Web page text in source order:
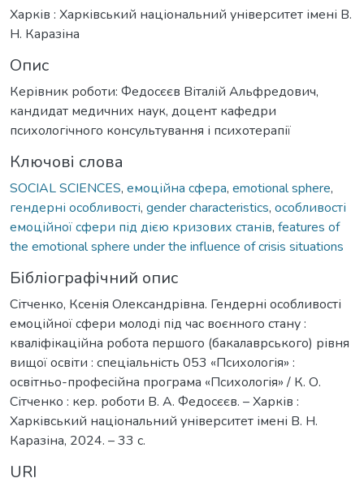
Харків : Харківський національний університет імені В.
Н. Каразіна
Опис
Керівник роботи: Федосєєв Віталій Альфредович,
кандидат медичних наук, доцент кафедри
психологічного консультування і психотерапії
Ключові слова
SOCIAL SCIENCES, емоційна сфера, emotional sphere,
гендерні особливості, gender characteristics, особливості
емоційної сфери під дією кризових станів, features of
the emotional sphere under the influence of crisis situations
Бібліографічний опис
Сітченко, Ксенія Олександрівна. Гендерні особливості
емоційної сфери молоді під час воєнного стану :
кваліфікаційна робота першого (бакалаврського) рівня
вищої освіти : спеціальність 053 «Психологія» :
освітньо-професійна програма «Психологія» / К. О.
Сітченко : кер. роботи В. А. Федосєєв. – Харків :
Харківський національний університет імені В. Н.
Каразіна, 2024. – 33 с.
URI